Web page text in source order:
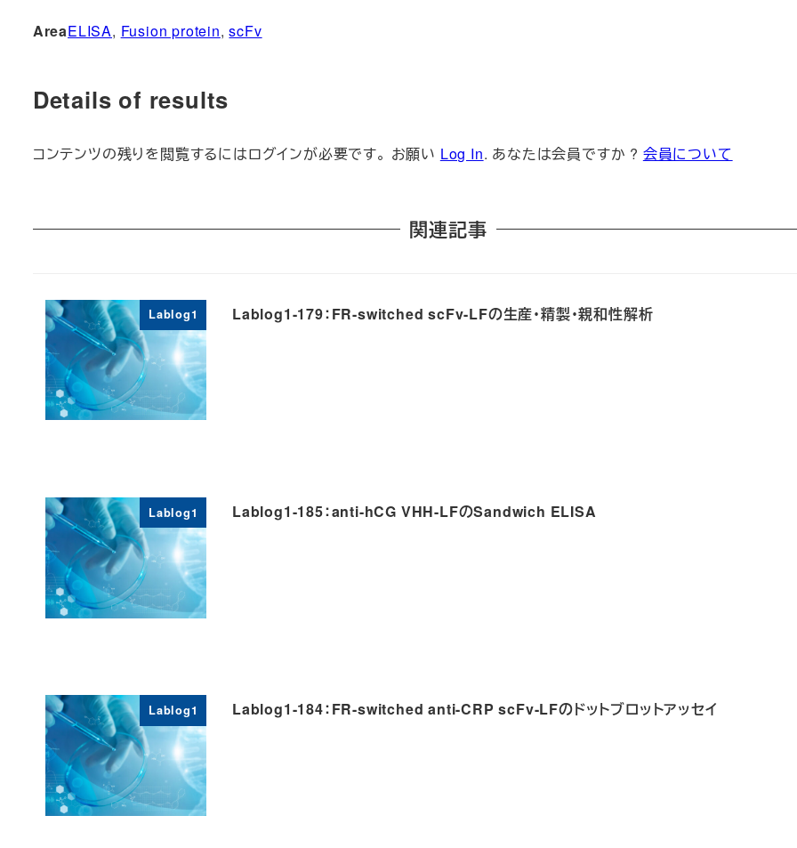
AreaELISA, Fusion protein, scFv
Details of results
コンテンツの残りを閲覧するにはログインが必要です。 お願い Log In. あなたは会員ですか ? 会員について
関連記事
Lablog1 Lablog1-179：FR-switched scFv-LFの生産・精製・親和性解析
Lablog1 Lablog1-185：anti-hCG VHH-LFのSandwich ELISA
Lablog1 Lablog1-184：FR-switched anti-CRP scFv-LFのドットブロットアッセイ